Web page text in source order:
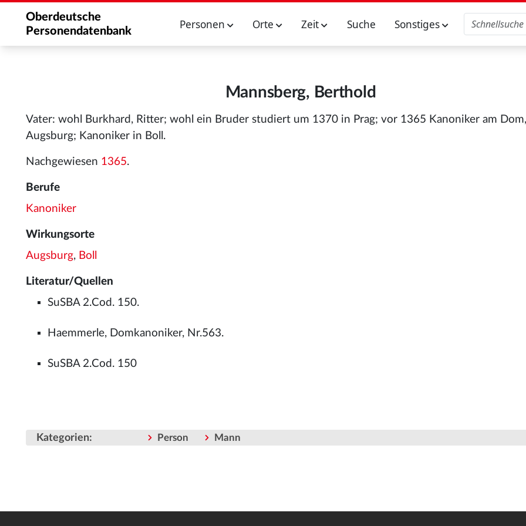
Oberdeutsche
Personendatenbank
Personen Orte Zeit Suche Sonstiges
Mannsberg, Berthold
Vater: wohl Burkhard, Ritter; wohl ein Bruder studiert um 1370 in Prag; vor 1365 Kanoniker am Dom,
Augsburg; Kanoniker in Boll.
Nachgewiesen 1365.
Berufe
Kanoniker
Wirkungsorte
Augsburg, Boll
Literatur/Quellen
SuSBA 2.Cod. 150.
Haemmerle, Domkanoniker, Nr.563.
SuSBA 2.Cod. 150
Kategorien: Person Mann